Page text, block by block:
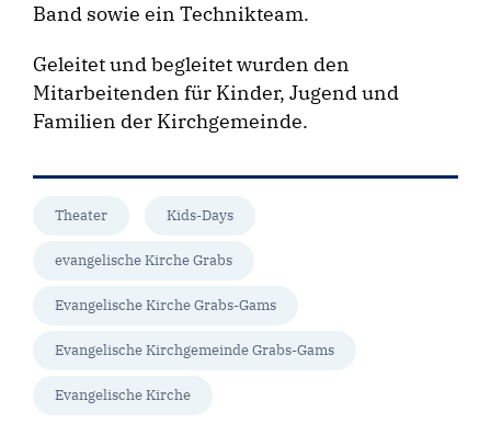
Band sowie ein Technikteam.
Geleitet und begleitet wurden den
Mitarbeitenden für Kinder, Jugend und
Familien der Kirchgemeinde.
Theater Kids-Days
evangelische Kirche Grabs
Evangelische Kirche Grabs-Gams
Evangelische Kirchgemeinde Grabs-Gams
Evangelische Kirche